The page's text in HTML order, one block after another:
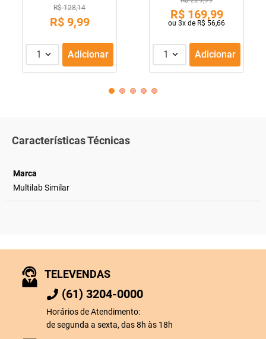
R$ 128,14
R$ 9,99
1 Adicionar
R$ 169,99
ou 3x de R$ 56,66
1 Adicionar
Características Técnicas
Marca
Multilab Similar
TELEVENDAS
(61) 3204-0000
Horários de Atendimento:
de segunda a sexta, das 8h às 18h